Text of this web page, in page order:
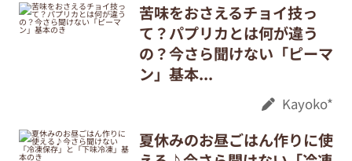
苦味をおさえるチョイ技っ
て？パプリカとは何が違う
の？今さら聞けない「ピーマ
ン」基本...
Kayoko*
夏休みのお昼ごはん作りに使